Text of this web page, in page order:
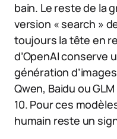
bain. Le reste de la
version « search »
toujours la tête en
d’OpenAI conserve
génération
Qwen, Baidu ou
10. Pour ces
humain reste un